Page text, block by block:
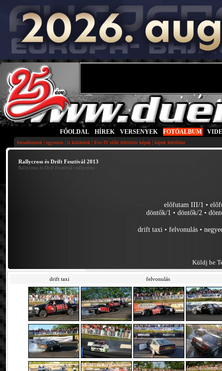
FŐOLDAL HÍREK VERSENYEK FOTÓALBUM
fotoalbumok | egysoros | ti küldtétek | Evo IV előtt feltöltött képek | képek feltöltése
Rallycross és Drift Fesztivál 2013
Rallycross és Drift Fesztivál • rallycross
előfutam III/1 •
döntők/1 •döntők/2 •
drift taxi •felvonulás •
Küldj be
drift taxi felvonulás